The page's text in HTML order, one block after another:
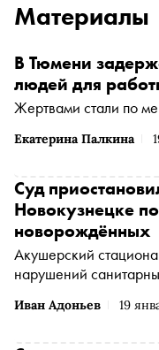
Материалы
Екатерина Палкина
В Тюмени
людей для
Жертвами стали по
Иван Адоньев 19
Суд
Новокузнецке
новорождённых
Акушерский
нарушений